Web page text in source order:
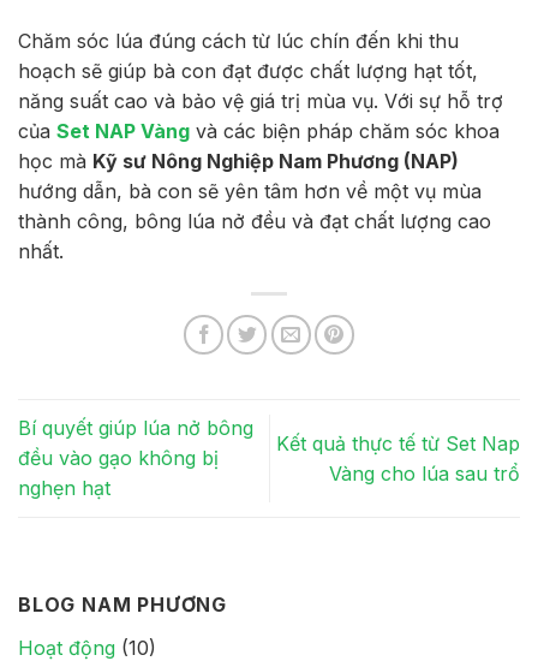
BLOG NAM PHƯƠNG
Hoạt động (10)
Chăm sóc lúa đúng cách từ lúc chín đến khi thu
hoạch sẽ giúp bà con đạt được chất lượng hạt tốt,
năng suất cao và bảo vệ giá trị mùa vụ. Với sự hỗ trợ
của Set NAP Vàng và các biện pháp chăm sóc khoa
học mà Kỹ sư Nông Nghiệp Nam Phương (NAP)
hướng dẫn, bà con sẽ yên tâm hơn về một vụ mùa
thành công, bông lúa nở đều và đạt chất lượng cao
nhất.
Bí quyết giúp lúa nở bông
đều vào gạo không bị
nghẹn hạt
Kết quả thực tế từ Set Nap
Vàng cho lúa sau trổ